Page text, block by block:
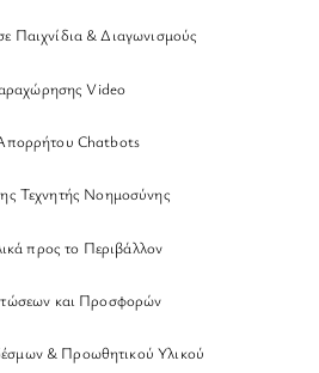
Παιχνίδια & Διαγωνισμούς
Video
Chatbots
Τεχνητής Νοημοσύνης
προς το Περιβάλλον
και Προσφορών
& Προωθητικού Υλικού